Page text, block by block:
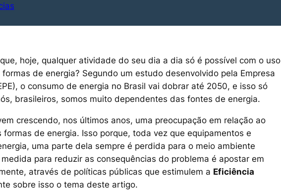
hoje, qualquer atividade do seu dia a dia só é possível com o uso
de energia? Segundo um estudo desenvolvido pela Empresa
o consumo de energia no Brasil vai dobrar até 2050, e isso só
brasileiros, somos muito dependentes das fontes de energia.
crescendo, nos últimos anos, uma preocupação em relação ao
de energia. Isso porque, toda vez que equipamentos e
uma parte dela sempre é perdida para o meio ambiente
para reduzir as consequências do problema é apostar em
através de políticas públicas que estimulem a Eficiência
sobre isso o tema deste artigo.